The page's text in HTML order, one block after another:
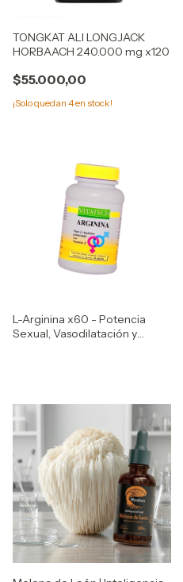
TONGKAT ALI LONGJACK
HORBAACH 240.000 mg x120
$55.000,00
¡Solo quedan 4en stock!
L-Arginina x60 - Potencia
Sexual, Vasodilatación y